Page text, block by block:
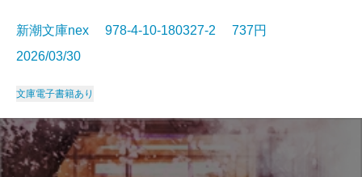
新潮文庫nex 978-4-10-180327-2 737円
2026/03/30
文庫電子書籍あり